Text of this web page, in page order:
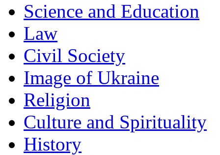
Science and Education
Law
Civil Society
Image of Ukraine
Religion
Culture and Spirituality
History